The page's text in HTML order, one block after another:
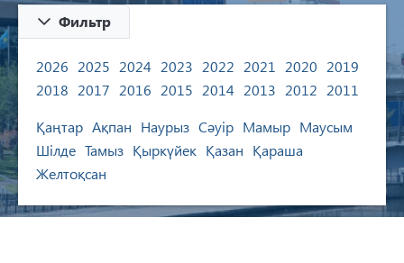
Фильтр
2026 2025 2024 2023 2022 2021 2020 2019
2018 2017 2016 2015 2014 2013 2012 2011
Қаңтар Ақпан Наурыз Сәуір Мамыр Маусым
Шілде Тамыз Қыркүйек Қазан Қараша
Желтоқсан